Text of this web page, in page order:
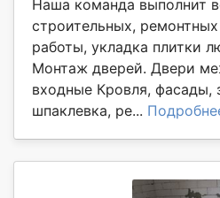
Наша команда выполнит
строительных,
работы, укладка плитки
Монтаж дверей. Двери
входные Кровля, фасады,
шпаклевка, ре...